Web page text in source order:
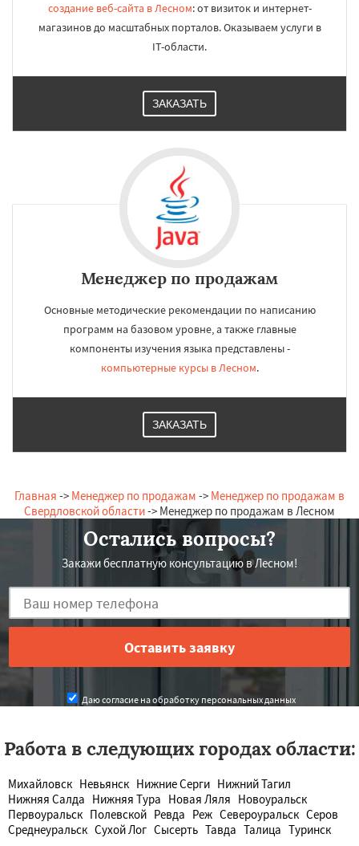
создание веб-сайта в Лесном: от визиток и интернет-
магазинов до масштабных порталов. Оказываем услуги в
IT-области.
ЗАКАЗАТЬ
Менеджер по продажам
Основные методические рекомендации по написанию
программ на базовом уровне, а также главные
компоненты изучения языка представлены -
компьютерные курсы в Лесном.
ЗАКАЗАТЬ
Главная -> Менеджер по продажам -> Менеджер по продажам в
Свердловской области-> Менеджер по продажам в Лесном
Остались вопросы?
Закажи бесплатную консультацию в Лесном!
Даю согласие на обработку персональных данных
Работа в следующих городах области:
Михайловск Невьянск Нижние Серги Нижний Тагил
Нижняя Салда Нижняя Тура Новая Ляля Новоуральск
Первоуральск Полевской Ревда Реж Североуральск Серов
Среднеуральск Сухой Лог Сысерть Тавда Талица Туринск